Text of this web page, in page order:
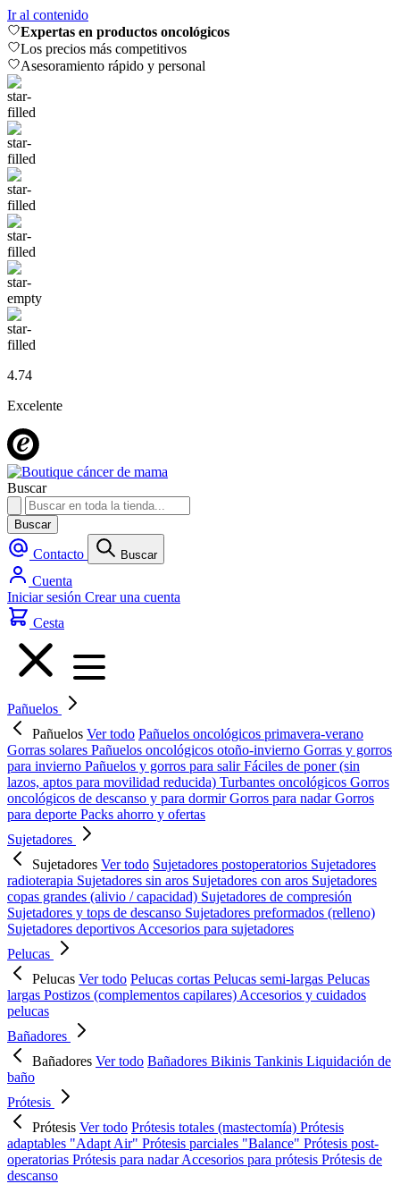
Ir al contenido
Expertas en productos oncológicos
Los precios más competitivos
Asesoramiento rápido y personal
4.74
Excelente
Buscar
Buscar
Contacto Buscar
Cuenta
Iniciar sesión Crear una cuenta
Cesta
Pañuelos
Pañuelos Ver todo Pañuelos oncológicos primavera-verano
Gorras solares Pañuelos oncológicos otoño-invierno Gorras y gorros
para invierno Pañuelos y gorros para salirFáciles de poner (sin
lazos, aptos para movilidad reducida) Turbantes oncológicos Gorros
oncológicos de descanso y para dormirGorros para nadarGorros
para deporte Packs ahorro y ofertas
Sujetadores
Sujetadores Ver todo Sujetadores postoperatorios Sujetadores
radioterapia Sujetadores sin aros Sujetadores con aros Sujetadores
copas grandes (alivio / capacidad) Sujetadores de compresión
Sujetadores y tops de descanso Sujetadores preformados (relleno)
Sujetadores deportivos Accesorios para sujetadores
Pelucas
Pelucas Ver todo Pelucas cortas Pelucas semi-largas Pelucas
largas Postizos (complementos capilares) Accesorios y cuidados
pelucas
Bañadores
Bañadores Ver todo Bañadores Bikinis Tankinis Liquidación de
baño
Prótesis
Prótesis Ver todo Prótesis totales (mastectomía) Prótesis
adaptables "Adapt Air" Prótesis parciales "Balance" Prótesis post-
operatorias Prótesis para nadarAccesorios para prótesis Prótesis de
descanso